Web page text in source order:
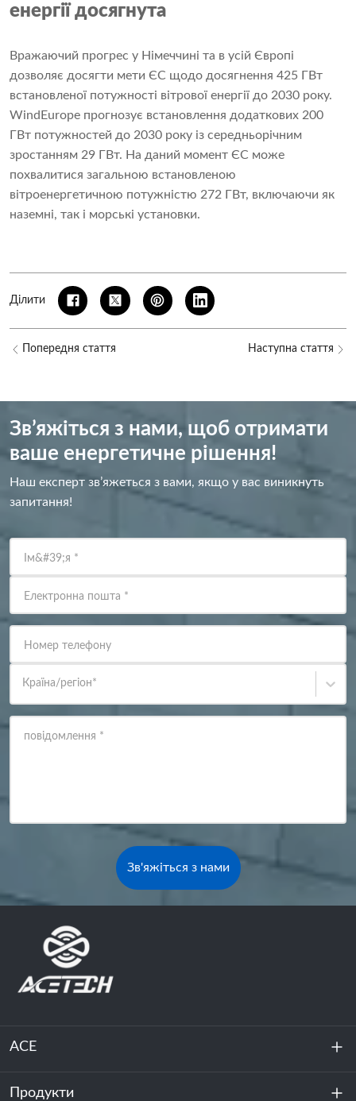
енергії досягнута
Вражаючий прогрес у Німеччині та в усій Європі
дозволяє досягти мети ЄС щодо досягнення 425 ГВт
встановленої потужності вітрової енергії до 2030 року.
WindEurope прогнозує встановлення додаткових 200
ГВт потужностей до 2030 року із середньорічним
зростанням 29 ГВт. На даний момент ЄС може
похвалитися загальною встановленою
вітроенергетичною потужністю 272 ГВт, включаючи як
наземні, так і морські установки.
Ділити
Попередня стаття Наступна стаття
Зв’яжіться з нами, щоб отримати
ваше енергетичне рішення!
Наш експерт зв’яжеться з вами, якщо у вас виникнуть
запитання!
Ім&#39;я *
Електронна пошта *
Номер телефону
Країна/регіон*
повідомлення *
Зв'яжіться з нами
ACE
Про нас
Продукти